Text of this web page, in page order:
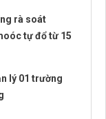
rà soát
tự đổ từ 15
lý 01 trường